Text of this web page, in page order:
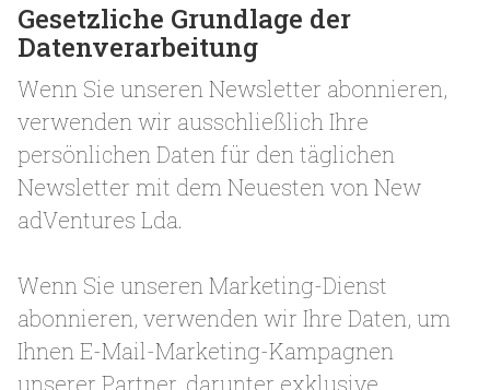
Gesetzliche Grundlage der
Datenverarbeitung
Wenn Sie unseren Newsletter abonnieren,
verwenden wir ausschließlich Ihre
persönlichen Daten für den täglichen
Newsletter mit dem Neuesten von New
adVentures Lda.
Wenn Sie unseren Marketing-Dienst
abonnieren, verwenden wir Ihre Daten, um
Ihnen E-Mail-Marketing-Kampagnen
unserer Partner, darunter exklusive